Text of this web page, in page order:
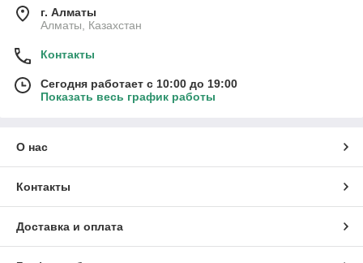
г. Алматы
Алматы, Казахстан
Контакты
Сегодня работает с 10:00 до 19:00
Показать весь график работы
О нас
Контакты
Доставка и оплата